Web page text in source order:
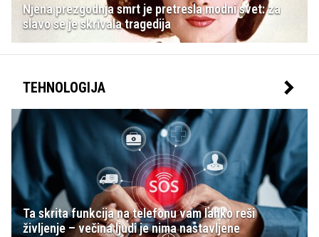
Njena prezgodnja smrt je pretresla modni svet: za
slavo se je skrivala tragedija
TEHNOLOGIJA
Ta skrita funkcija na telefonu vam lahko reši
življenje – večina ljudi je nima nastavljene